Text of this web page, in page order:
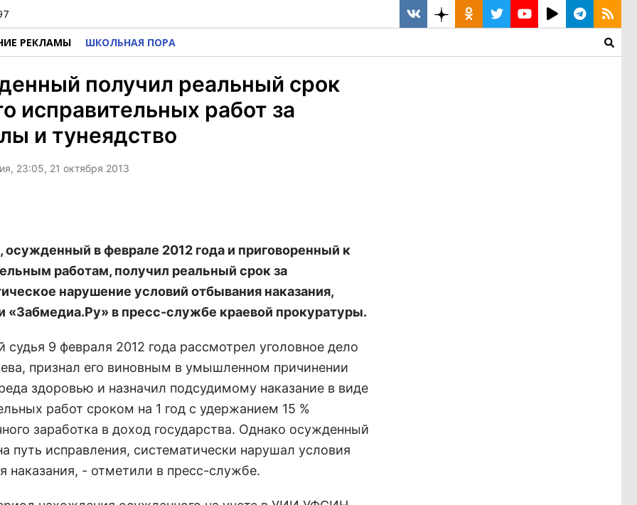
РЕКЛАМЫ ШКОЛЬНАЯ ПОРА
получил реальный срок
исправительных работ за
и тунеядство
23:05, 21 октября 2013
в феврале 2012 года и приговоренный к
работам, получил реальный срок за
нарушение условий отбывания наказания,
«Забмедиа.Ру» в пресс-службе краевой прокуратуры.
9 февраля 2012 года рассмотрел уголовное дело
признал его виновным в умышленном причинении
здоровью и назначил подсудимому наказание в виде
работ сроком на 1 год с удержанием 15 %
заработка в доход государства. Однако осужденный
путь исправления, систематически нарушал условия
наказания, - отметили в пресс-службе.